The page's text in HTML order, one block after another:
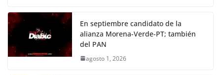
En septiembre candidato de la
alianza Morena-Verde-PT; también
del PAN
agosto 1, 2026